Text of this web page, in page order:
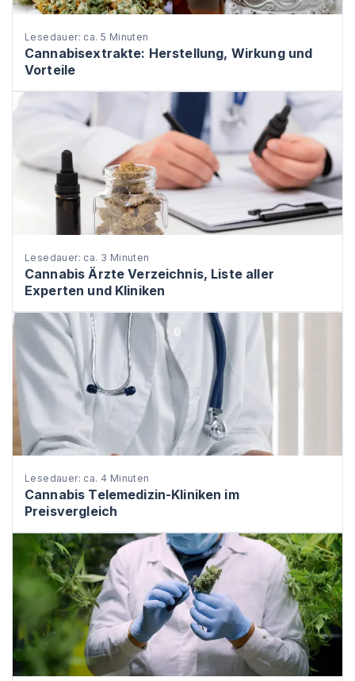
Lesedauer: ca. 5 Minuten
Cannabisextrakte: Herstellung, Wirkung und
Vorteile
Lesedauer: ca. 3 Minuten
Cannabis Ärzte Verzeichnis, Liste aller
Experten und Kliniken
Lesedauer: ca. 4 Minuten
Cannabis Telemedizin-Kliniken im
Preisvergleich